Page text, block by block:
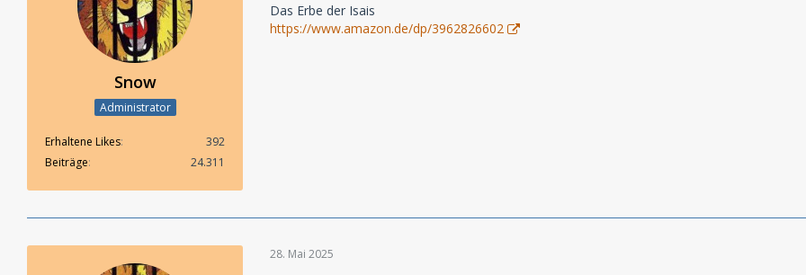
Snow
Administrator
Erhaltene Likes
392
Beiträge
24.311
Das Erbe der Isais
https://www.amazon.de/dp/3962826602
28. Mai 2025